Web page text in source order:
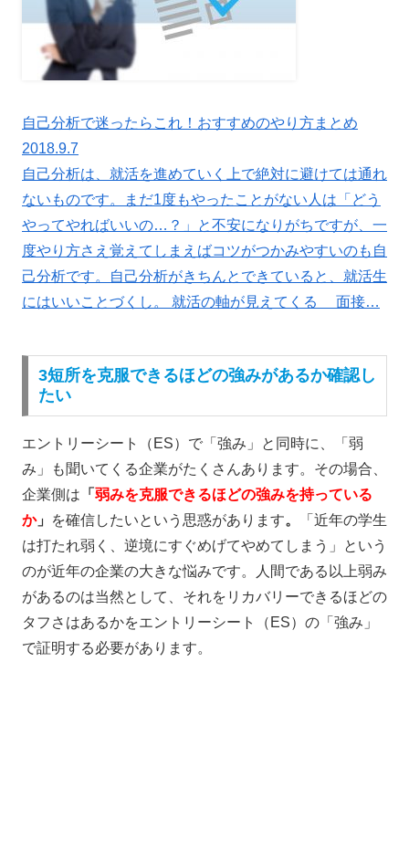
自己分析で迷ったらこれ！おすすめのやり方まとめ
2018.9.7
自己分析は、就活を進めていく上で絶対に避けては通れ
ないものです。まだ1度もやったことがない人は「どう
やってやればいいの…？」と不安になりがちですが、一
度やり方さえ覚えてしまえばコツがつかみやすいのも自
己分析です。自己分析がきちんとできていると、就活生
にはいいことづくし。 就活の軸が見えてくる 面接…
3短所を克服できるほどの強みがあるか確認し
たい
エントリーシート（ES）で「強み」と同時に、「弱
み」も聞いてくる企業がたくさんあります。 その場合、
企業側は 「 弱みを克服できるほどの強みを持っている
か」 を確信したいという思惑があります。
「近年の学生
は打たれ弱く、逆境にすぐめげてやめてしまう」という
のが近年の企業の大きな悩みです。人間である以上弱み
があるのは当然として、それをリカバリーできるほどの
タフさはあるかをエントリーシート（ES）の「強み」
で証明する必要があります。